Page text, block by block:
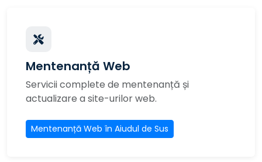
Mentenanță Web
Servicii complete de mentenanță și
actualizare a site-urilor web.
Mentenanță Web în Aiudul de Sus